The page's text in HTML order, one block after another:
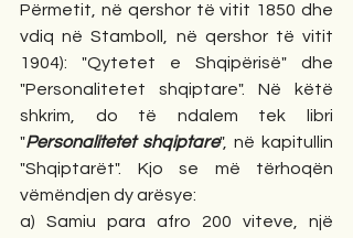
Përmetit, në qershor të vitit 1850 dhe
vdiq në Stamboll, në qershor të vitit
1904): "Qytetet e Shqipërisë" dhe
"Personalitetet shqiptare". Në këtë
shkrim, do të ndalem tek libri
"Personalitetet shqiptare", në kapitullin
"Shqiptarët". Kjo se më tërhoqën
vëmëndjen dy arësye:
a) Samiu para afro 200 viteve, një